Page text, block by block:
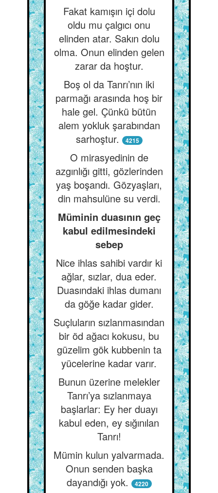
Fakat kamışın içi dolu
oldu mu çalgıcı onu
elinden atar. Sakın dolu
olma. Onun elinden gelen
zarar da hoştur.
Boş ol da Tanrı’nın iki
parmağı arasında hoş bir
hale gel. Çünkü bütün
alem yokluk şarabından
sarhoştur.
4215
O mirasyedinin de
azgınlığı gitti, gözlerinden
yaş boşandı. Gözyaşları,
din mahsulüne su verdi.
Müminin duasının geç
kabul edilmesindeki
sebep
Nice ihlas sahibi vardır ki
ağlar, sızlar, dua eder.
Duasındaki ihlas dumanı
da göğe kadar gider.
Suçluların sızlanmasından
bir öd ağacı kokusu, bu
güzelim gök kubbenin ta
yücelerine kadar varır.
Bunun üzerine melekler
Tanrı’ya sızlanmaya
başlarlar: Ey her duayı
kabul eden, ey sığınılan
Tanrı!
Mümin kulun yalvarmada.
Onun senden başka
dayandığı yok.
4220